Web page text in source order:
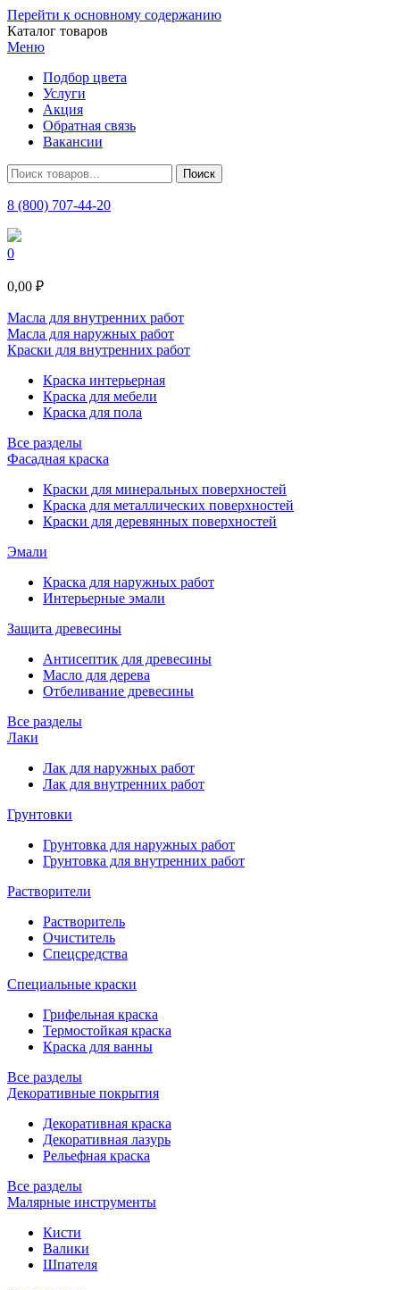
Перейти к основному содержанию
Каталог товаров
Меню
Подбор цвета
Услуги
Акция
Обратная связь
Вакансии
8 (800) 707-44-20
0
0,00 ₽
Масла для внутренних работ
Масла для наружных работ
Краски для внутренних работ
Краска интерьерная
Краска для мебели
Краска для пола
Все разделы
Фасадная краска
Краски для минеральных поверхностей
Краска для металлических поверхностей
Краски для деревянных поверхностей
Эмали
Краска для наружных работ
Интерьерные эмали
Защита древесины
Антисептик для древесины
Масло для дерева
Отбеливание древесины
Все разделы
Лаки
Лак для наружных работ
Лак для внутренних работ
Грунтовки
Грунтовка для наружных работ
Грунтовка для внутренних работ
Растворители
Растворитель
Очиститель
Спецсредства
Специальные краски
Грифельная краска
Термостойкая краска
Краска для ванны
Все разделы
Декоративные покрытия
Декоративная краска
Декоративная лазурь
Рельефная краска
Все разделы
Малярные инструменты
Кисти
Валики
Шпателя